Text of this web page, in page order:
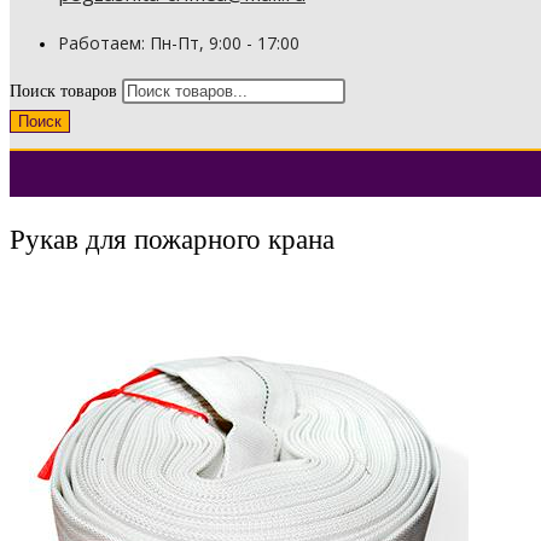
Работаем: Пн-Пт, 9:00 - 17:00
Поиск товаров
Поиск
Рукав для пожарного крана